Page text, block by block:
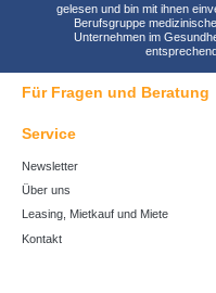
gelesen und bin mit ihnen
Berufsgruppe
Unternehmen im
Für Fragen und Beratung
Service
Newsletter
Über uns
Leasing, Mietkauf und Miete
Kontakt